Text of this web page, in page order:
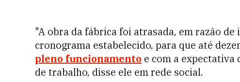
"A obra da fábrica foi atrasada, em razão
cronograma estabelecido, para que até
pleno funcionamento e com a expectativa
de trabalho, disse ele em rede social.